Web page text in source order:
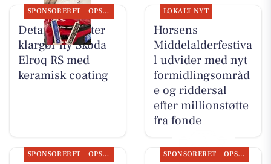
SPONSORERET OPSLAGSTAVLEN
Detailing Center
klargør ny Skoda
Elroq RS med
keramisk coating
LOKALT NYT
Horsens
Middelalderfestiva
l udvider med nyt
formidlingsområd
e og riddersal
efter millionstøtte
fra fonde
SPONSORERET OPSLAGSTAVLEN SPONSORERET OPSLAGSTAVLEN